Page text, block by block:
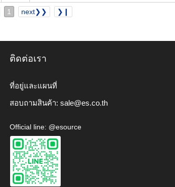
1 next❯❯ ❯❙
ติดต่อเรา
ที่อยู่และแผนที่
สอบถามสินค้า: sale@es.co.th
Official line: @esource